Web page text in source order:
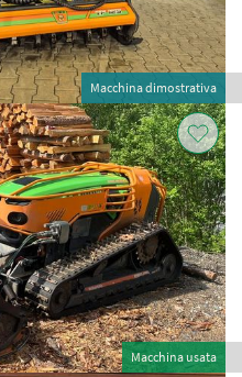
Macchina dimostrativa
Macchina usata